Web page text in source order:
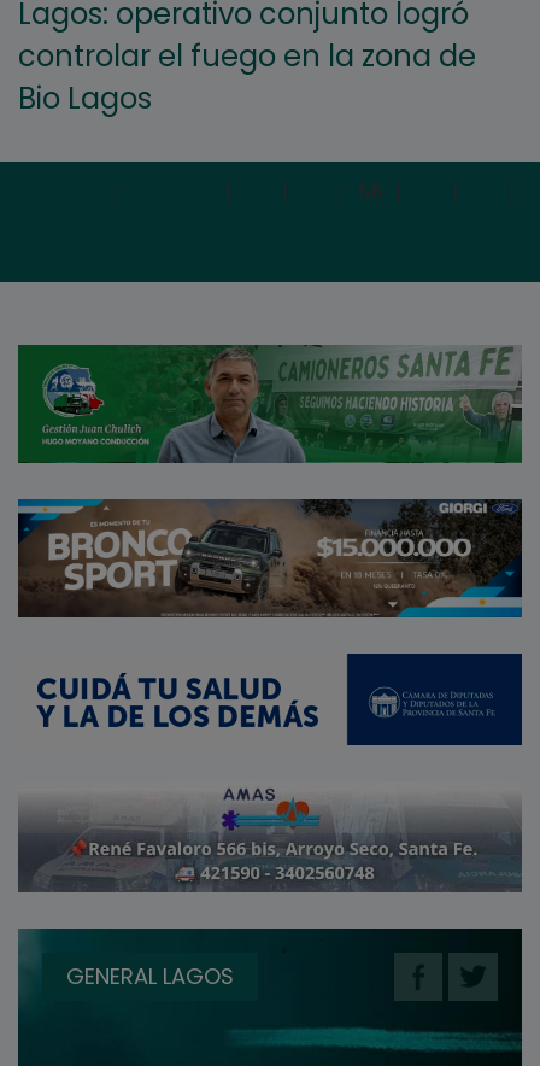
Lagos: operativo conjunto logró
controlar el fuego en la zona de
Bio Lagos
| | | | 56 | | |
GENERAL LAGOS